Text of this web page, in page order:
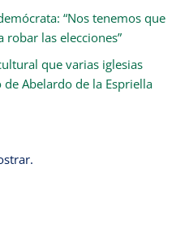
“Nos tenemos que
las elecciones”
que varias iglesias
Abelardo de la Espriella